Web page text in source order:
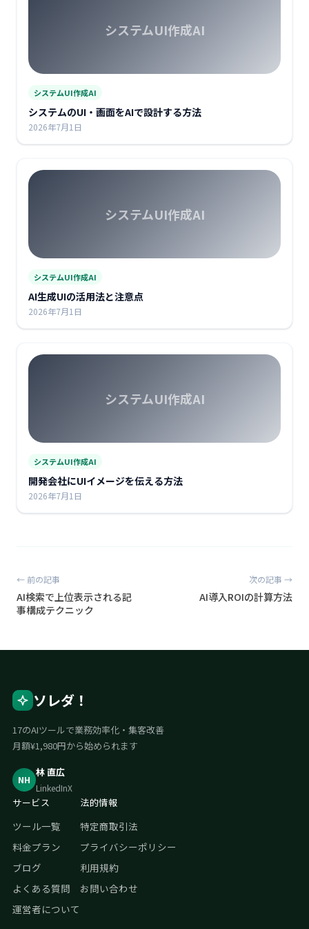
システムUI作成AI
システムUI作成AI
システムのUI・画面をAIで設計する方法
2026年7月1日
システムUI作成AI
システムUI作成AI
AI生成UIの活用法と注意点
2026年7月1日
システムUI作成AI
システムUI作成AI
開発会社にUIイメージを伝える方法
2026年7月1日
← 前の記事
AI検索で上位表示される記
事構成テクニック
次の記事 →
AI導入ROIの計算方法
ソレダ！
17のAIツールで業務効率化・集客改善
月額¥1,980円から始められます
NH
林 直広
LinkedInX
サービス
ツール一覧
料金プラン
ブログ
よくある質問
運営者について
法的情報
特定商取引法
プライバシーポリシー
利用規約
お問い合わせ